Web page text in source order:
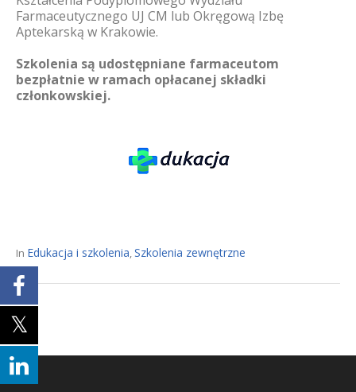
Farmaceutycznego UJ CM lub Okręgową Izbę
Aptekarską w Krakowie.
Szkolenia są udostępniane farmaceutom
bezpłatnie w ramach opłacanej składki
członkowskiej.
In Edukacja i szkolenia,Szkolenia zewnętrzne